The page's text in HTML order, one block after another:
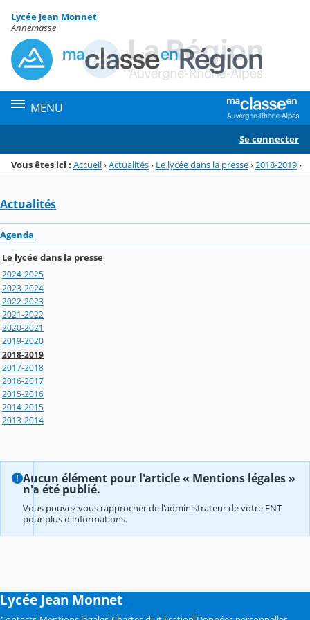
Menu de la rubrique
Contenu
Lycée Jean Monnet
Annemasse
MENU
Se connecter
Vous êtes ici : Accueil›Actualités› Le lycée dans la presse› 2018-2019›
Actualités
Agenda
Le lycée dans la presse
2024-2025
2023-2024
2022-2023
2021-2022
2020-2021
2019-2020
2018-2019
2017-2018
2016-2017
2015-2016
2014-2015
2013-2014
Aucun élément pour l'article « Mentions légales »
n'a été publié.
Vous pouvez vous rapprocher de l'administrateur de votre ENT
pour plus d'informations.
Lycée Jean Monnet